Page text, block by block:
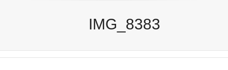
IMG_8383